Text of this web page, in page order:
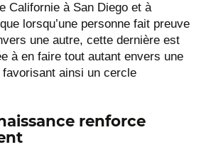
Californie à San Diego et à
lorsqu’une personne fait preuve
une autre, cette dernière est
à en faire tout autant envers une
ainsi un cercle
renforce